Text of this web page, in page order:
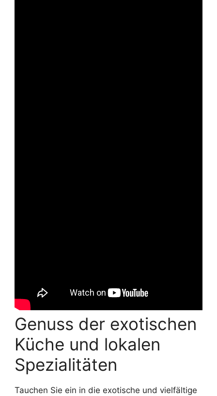
Genuss der exotischen
Küche und lokalen
Spezialitäten
Tauchen Sie ein in die exotische und vielfältige